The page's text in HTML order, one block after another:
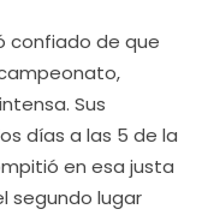
confiado de que
Sus
días a las 5 de la
en esa justa
segundo lugar